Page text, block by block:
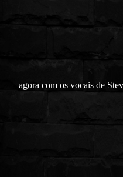
agora com os vocais de